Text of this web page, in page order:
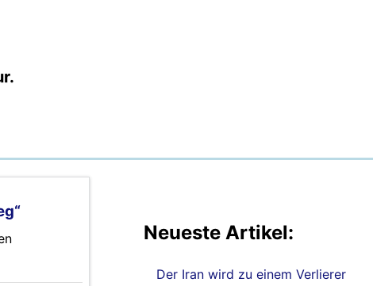
Neueste Artikel:
Der Iran wird zu einem Verlierer